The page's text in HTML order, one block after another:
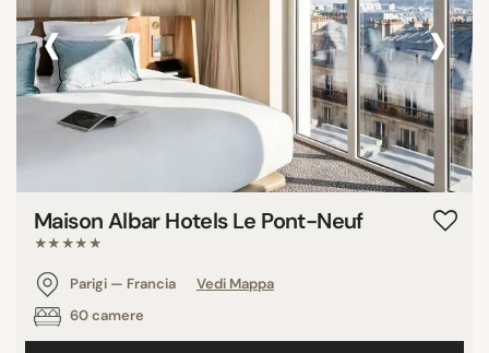
‹ ›
Maison Albar Hotels Le Pont-Neuf
★★★★★
Parigi — Francia
Vedi Mappa
60 camere